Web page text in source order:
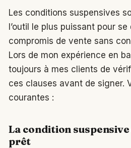
Les conditions suspensives
l’outil le plus puissant pour se
compromis de vente sans
Lors de mon expérience en
toujours à mes clients de
ces clauses avant de signer.
courantes :
La condition
prêt